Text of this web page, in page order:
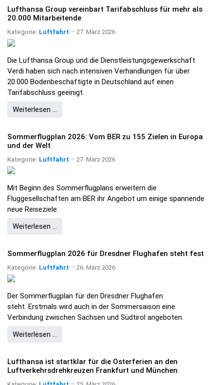
Lufthansa Group vereinbart Tarifabschluss für mehr als
20.000 Mitarbeitende
Kategorie: Luftfahrt 27. März 2026
Die Lufthansa Group und die Dienstleistungsgewerkschaft
Verdi haben sich nach intensiven Verhandlungen für über
20.000 Bodenbeschäftigte in Deutschland auf einen
Tarifabschluss geeinigt.
Weiterlesen …
Sommerflugplan 2026: Vom BER zu 155 Zielen in Europa
und der Welt
Kategorie: Luftfahrt 27. März 2026
Mit Beginn des Sommerflugplans erweitern die
Fluggesellschaften am BER ihr Angebot um einige spannende
neue Reiseziele.
Weiterlesen …
Sommerflugplan 2026 für Dresdner Flughafen steht fest
Kategorie: Luftfahrt 26. März 2026
Der Sommerflugplan für den Dresdner Flughafen
steht. Erstmals wird auch in der Sommersaison eine
Verbindung zwischen Sachsen und Südtirol angeboten.
Weiterlesen …
Lufthansa ist startklar für die Osterferien an den
Luftverkehrsdrehkreuzen Frankfurt und München